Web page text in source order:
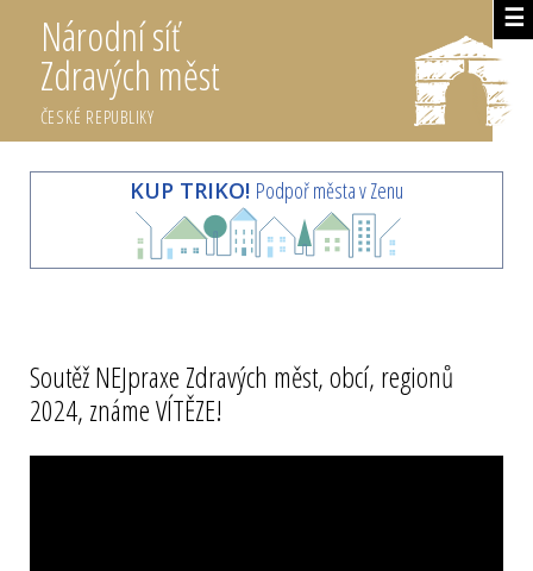
☰
Národní síť
Zdravých měst
ČESKÉ REPUBLIKY
KUP TRIKO! Podpoř města v Zenu
Soutěž NEJpraxe Zdravých měst, obcí, regionů
2024, známe VÍTĚZE!